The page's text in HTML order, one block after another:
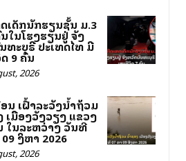
ເດັກນັກຮຽນຊັ້ນ ມ.3
ໃນໂຮງຮຽນຢູ່ ຈັງ
ທະບຸຣີ ປະເທດໄທ ມີ
ດ 9 ຄົນ
2026
ນ ເຝົ້າລະວັງນ້ຳຖ້ວມ
ເມືອງວັງວຽງ ແຂວງ
ໃນລະຫວ່າງ ວັນທີ
ສິງຫາ 2026
2026